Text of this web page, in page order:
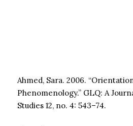
Ahmed, Sara. 2006.
Phenomenology.” GLQ: A
Studies 12, no. 4: 543–74.